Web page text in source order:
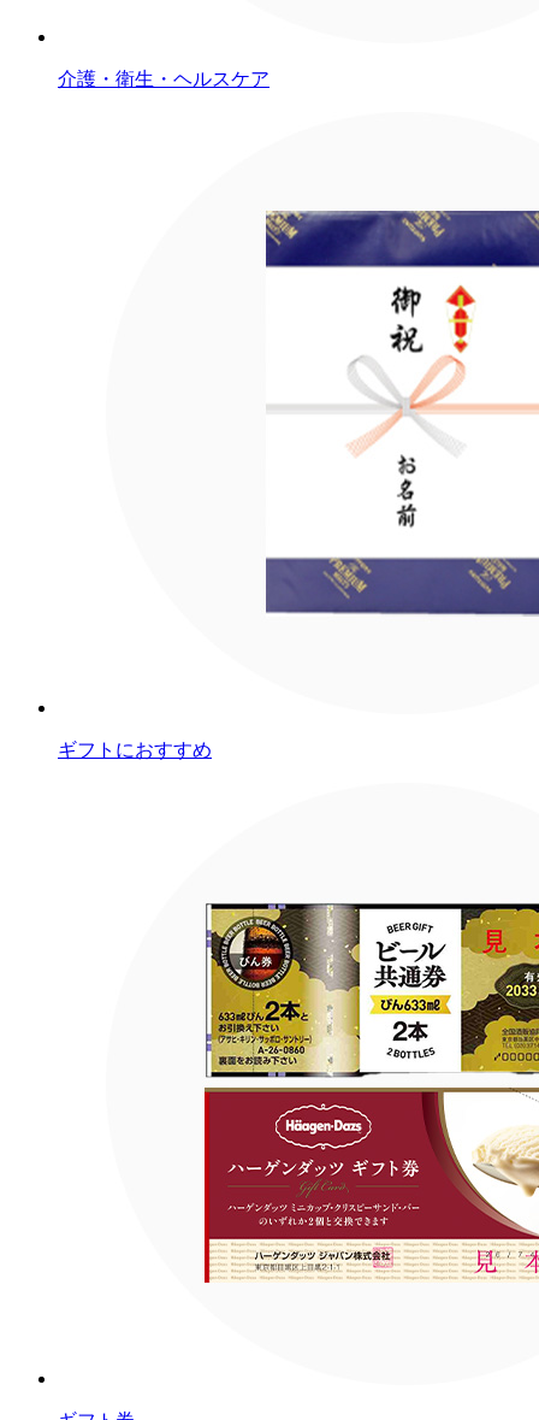
介護・衛生・ヘルスケア
ギフトにおすすめ